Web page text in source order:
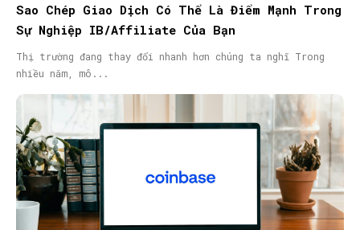
Sao Chép Giao Dịch Có Thể Là Điểm Mạnh Trong
Sự Nghiệp IB/Affiliate Của Bạn
Thị trường đang thay đổi nhanh hơn chúng ta nghĩ Trong
nhiều năm, mô...